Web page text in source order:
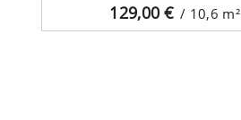
129,00€ / 10,6 m²